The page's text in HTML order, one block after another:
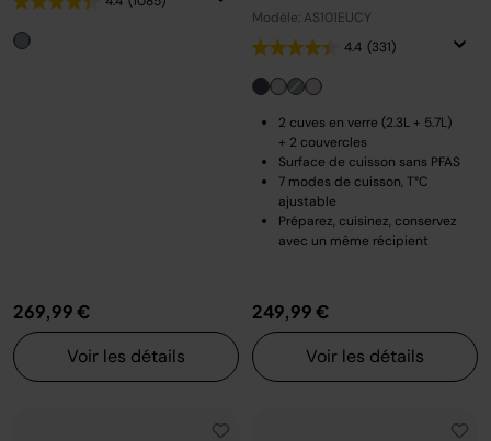
269,99 €
Voir les détails
Modèle: AS101EUCY
4.4 (331)
2 cuves en verre (2.3L + 5.7L)
+ 2 couvercles
Surface de cuisson sans PFAS
7 modes de cuisson, T°C
ajustable
Préparez, cuisinez, conservez
avec un même récipient
249,99 €
Voir les détails